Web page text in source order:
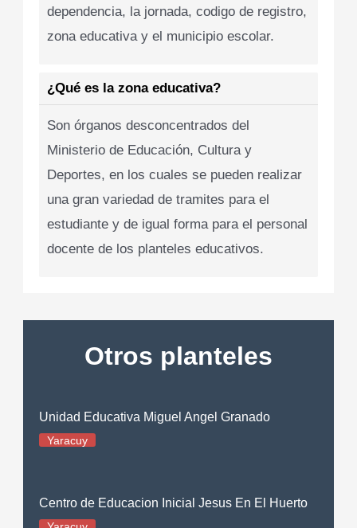
dependencia, la jornada, codigo de registro,
zona educativa y el municipio escolar.
¿Qué es la zona educativa?
Son órganos desconcentrados del
Ministerio de Educación, Cultura y
Deportes, en los cuales se pueden realizar
una gran variedad de tramites para el
estudiante y de igual forma para el personal
docente de los planteles educativos.
Otros planteles
Unidad Educativa Miguel Angel Granado
Yaracuy
Centro de Educacion Inicial Jesus En El Huerto